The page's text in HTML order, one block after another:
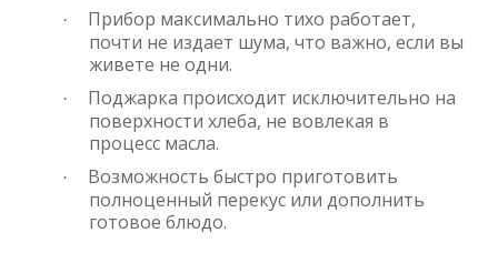
·
Прибор максимально тихо работает,
почти не издает шума, что важно, если вы
живете не одни.
·
Поджарка происходит исключительно на
поверхности хлеба, не вовлекая в
процесс масла.
·
Возможность быстро приготовить
полноценный перекус или дополнить
готовое блюдо.